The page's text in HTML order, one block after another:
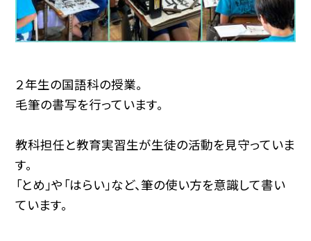
２年生の国語科の授業。
毛筆の書写を行っています。
教科担任と教育実習生が生徒の活動を見守っていま
す。
「とめ」や「はらい」など、筆の使い方を意識して書い
ています。